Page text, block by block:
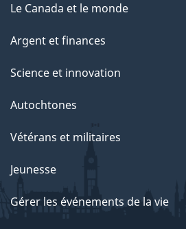
Le Canada et le monde
Argent et finances
Science et innovation
Autochtones
Vétérans et militaires
Jeunesse
Gérer les événements de la vie